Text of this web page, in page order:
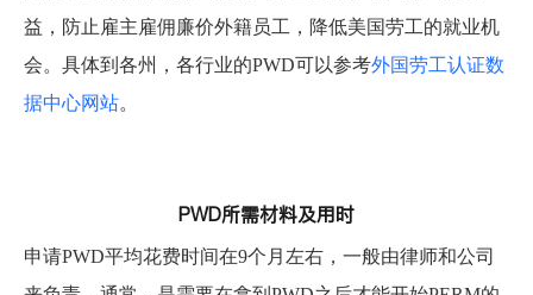
益，防止雇主雇佣廉价外籍员工，降低美国劳工的就业机
会。具体到各州，各行业的PWD可以参考外国劳工认证数
据中心网站。
PWD所需材料及用时
申请PWD平均花费时间在9个月左右 ，一般由律师和公司